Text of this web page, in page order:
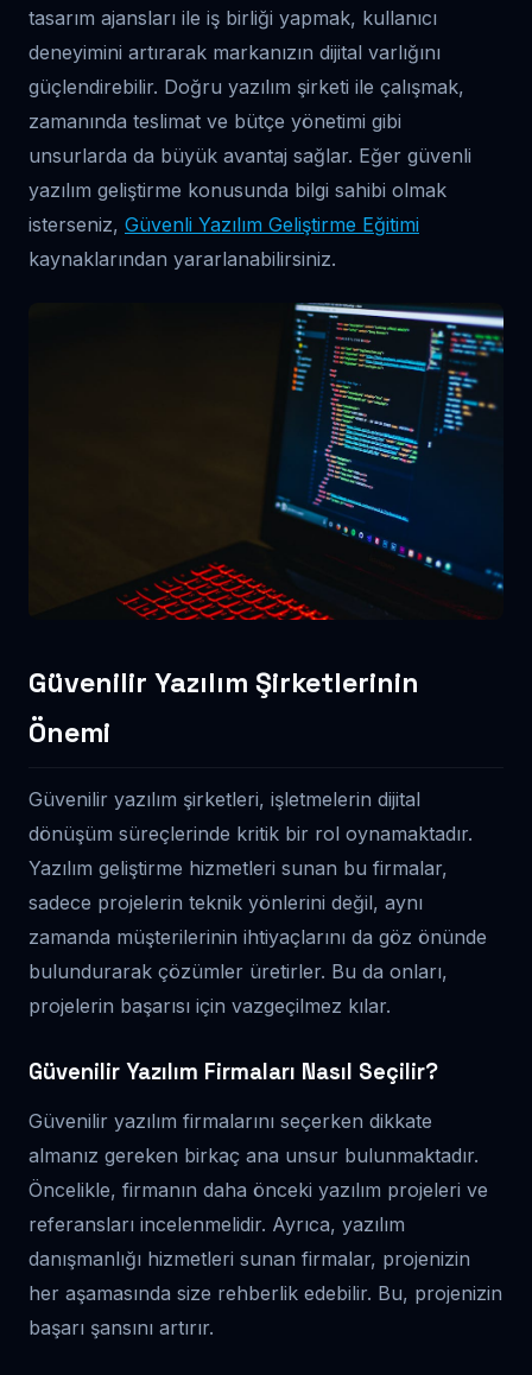
tasarım ajansları ile iş birliği yapmak, kullanıcı
deneyimini artırarak markanızın dijital varlığını
güçlendirebilir. Doğru yazılım şirketi ile çalışmak,
zamanında teslimat ve bütçe yönetimi gibi
unsurlarda da büyük avantaj sağlar. Eğer güvenli
yazılım geliştirme konusunda bilgi sahibi olmak
isterseniz, Güvenli Yazılım Geliştirme Eğitimi
kaynaklarından yararlanabilirsiniz.
Güvenilir Yazılım Şirketlerinin
Önemi
Güvenilir yazılım şirketleri, işletmelerin dijital
dönüşüm süreçlerinde kritik bir rol oynamaktadır.
Yazılım geliştirme hizmetleri sunan bu firmalar,
sadece projelerin teknik yönlerini değil, aynı
zamanda müşterilerinin ihtiyaçlarını da göz önünde
bulundurarak çözümler üretirler. Bu da onları,
projelerin başarısı için vazgeçilmez kılar.
Güvenilir Yazılım Firmaları Nasıl Seçilir?
Güvenilir yazılım firmalarını seçerken dikkate
almanız gereken birkaç ana unsur bulunmaktadır.
Öncelikle, firmanın daha önceki yazılım projeleri ve
referansları incelenmelidir. Ayrıca, yazılım
danışmanlığı hizmetleri sunan firmalar, projenizin
her aşamasında size rehberlik edebilir. Bu, projenizin
başarı şansını artırır.